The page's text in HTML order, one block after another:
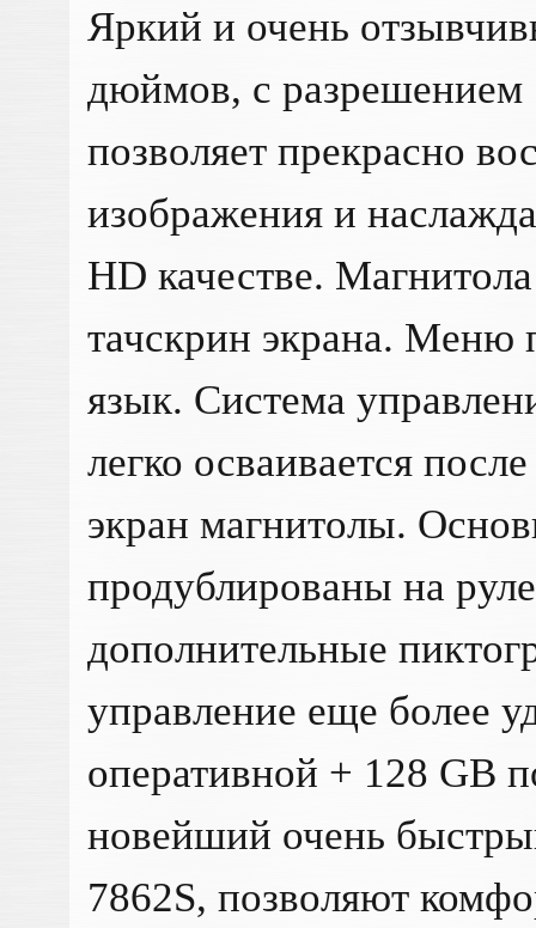
Яркий и очень
дюймов, с разрешением
позволяет прекрасно
изображения и
HD качестве.
тачскрин экрана. Меню
язык. Система
легко осваивается
экран магнитолы.
продублированы на
дополнительные
управление еще более
оперативной + 128 GB
новейший очень
7862S, позволяют